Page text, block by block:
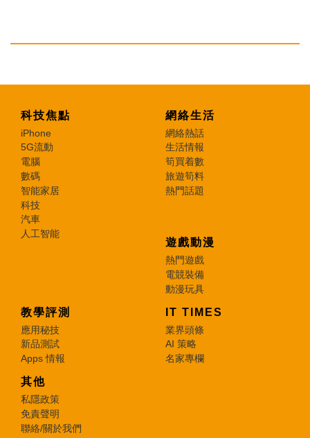
科技焦點
iPhone
5G流動
電腦
數碼
智能家居
科技
汽車
人工智能
網絡生活
網絡熱話
生活情報
筍買着數
旅遊筍料
熱門話題
遊戲動漫
熱門遊戲
電競裝備
動漫玩具
教學評測
應用秘技
新品測試
Apps 情報
IT TIMES
業界頭條
AI 策略
名家專欄
其他
私隱政策
免責聲明
聯絡/關於我們